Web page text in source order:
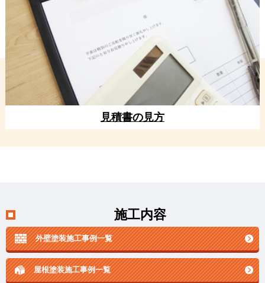
見積書の見方
施工内容
外壁塗装施工事例一覧
屋根塗装施工事例一覧